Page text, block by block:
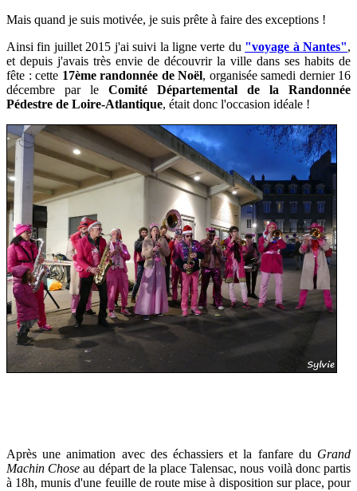
Mais quand je suis motivée, je suis prête à faire des exceptions !
Ainsi fin juillet 2015 j'ai suivi la ligne verte du "voyage à Nantes",
et depuis j'avais très envie de découvrir la ville dans ses habits de
fête : cette 17ème randonnée de Noël, organisée samedi dernier 16
décembre par le Comité Départemental de la Randonnée
Pédestre de Loire-Atlantique, était donc l'occasion idéale !
Après une animation avec des échassiers et la fanfare du Grand
Machin Chose au départ de la place Talensac, nous voilà donc partis
à 18h, munis d'une feuille de route mise à disposition sur place, pour